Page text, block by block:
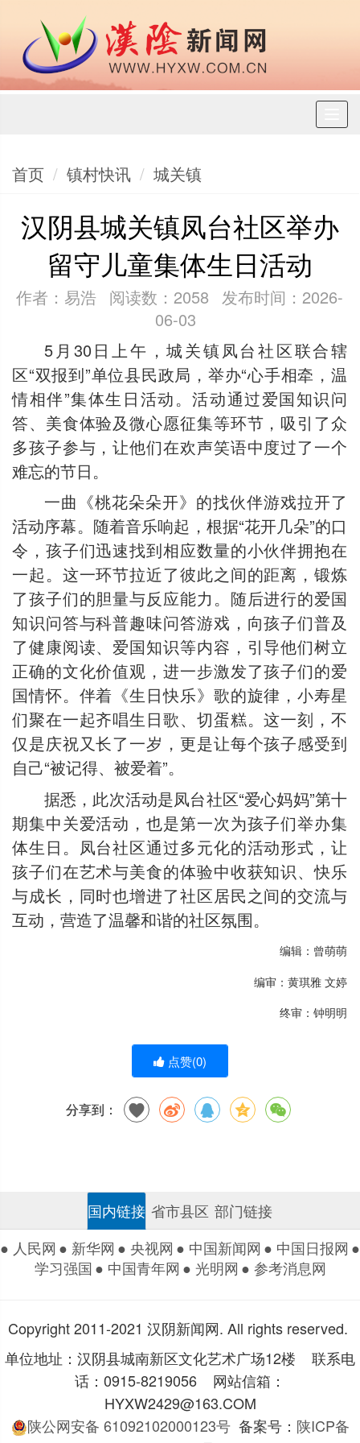
首页 镇村快讯 城关镇
汉阴县城关镇凤台社区举办
留守儿童集体生日活动
作者：易浩 阅读数：2058 发布时间：2026-
06-03
5月30日上午，城关镇凤台社区联合辖
区“双报到”单位县民政局，举办“心手相牵，温
情相伴”集体生日活动。活动通过爱国知识问
答、美食体验及微心愿征集等环节，吸引了众
多孩子参与，让他们在欢声笑语中度过了一个
难忘的节日。
一曲《桃花朵朵开》的找伙伴游戏拉开了
活动序幕。随着音乐响起，根据“花开几朵”的口
令，孩子们迅速找到相应数量的小伙伴拥抱在
一起。这一环节拉近了彼此之间的距离，锻炼
了孩子们的胆量与反应能力。随后进行的爱国
知识问答与科普趣味问答游戏，向孩子们普及
了健康阅读、爱国知识等内容，引导他们树立
正确的文化价值观，进一步激发了孩子们的爱
国情怀。伴着《生日快乐》歌的旋律，小寿星
们聚在一起齐唱生日歌、切蛋糕。这一刻，不
仅是庆祝又长了一岁，更是让每个孩子感受到
自己“被记得、被爱着”。
据悉，此次活动是凤台社区“爱心妈妈”第十
期集中关爱活动，也是第一次为孩子们举办集
体生日。凤台社区通过多元化的活动形式，让
孩子们在艺术与美食的体验中收获知识、快乐
与成长，同时也增进了社区居民之间的交流与
互动，营造了温馨和谐的社区氛围。
编辑：曾萌萌
编审：黄琪雅 文婷
终审：钟明明
点赞(0)
分享到：
国内链接 省市县区 部门链接
● 人民网 ● 新华网 ● 央视网 ● 中国新闻网 ● 中国日报网 ●
学习强国● 中国青年网 ● 光明网 ● 参考消息网
Copyright 2011-2021 汉阴新闻网. All rights reserved.
单位地址：汉阴县城南新区文化艺术广场12楼 联系电
话：0915-8219056 网站信箱：
HYXW2429@163.COM
陕公网安备 61092102000123号备案号： 陕ICP备